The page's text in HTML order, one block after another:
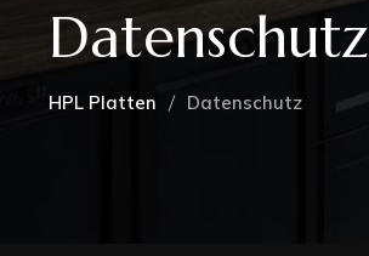
Datenschutz
HPL Platten Datenschutz